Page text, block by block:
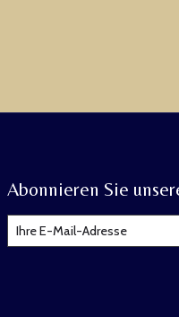
Abonnieren Sie